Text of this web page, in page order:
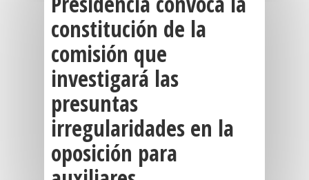
constitución de la
comisión que
investigará las
presuntas
irregularidades en la
oposición para